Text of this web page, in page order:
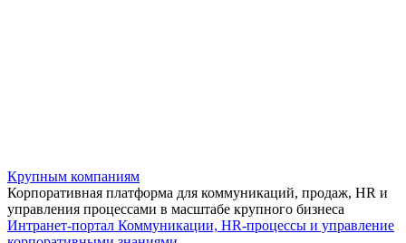
Крупным компаниям
Корпоративная платформа для коммуникаций, продаж, HR и
управления процессами в масштабе крупного бизнеса
Интранет-портал Коммуникации, HR-процессы и управление